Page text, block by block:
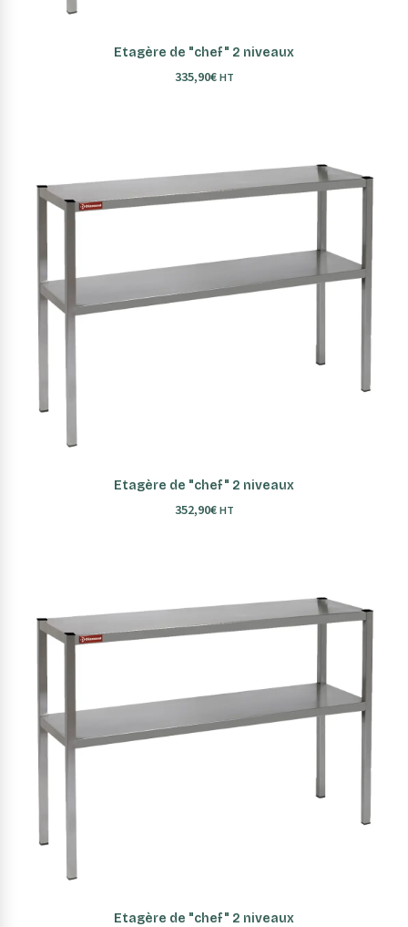
AJOUTER AU PANIER
Etagère de "chef" 2 niveaux
335,90€ HT
AJOUTER AU PANIER
Etagère de "chef" 2 niveaux
352,90€ HT
AJOUTER AU PANIER
Etagère de "chef" 2 niveaux